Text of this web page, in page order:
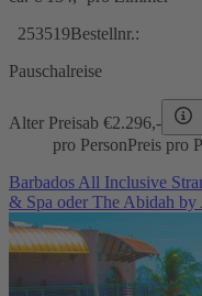
253519Bestellnr.:
Pauschalreise
Alter Preisab €2.296,-
pro PersonPreis pro
Barbados All Inclusive
& Spa oder The Abidah by